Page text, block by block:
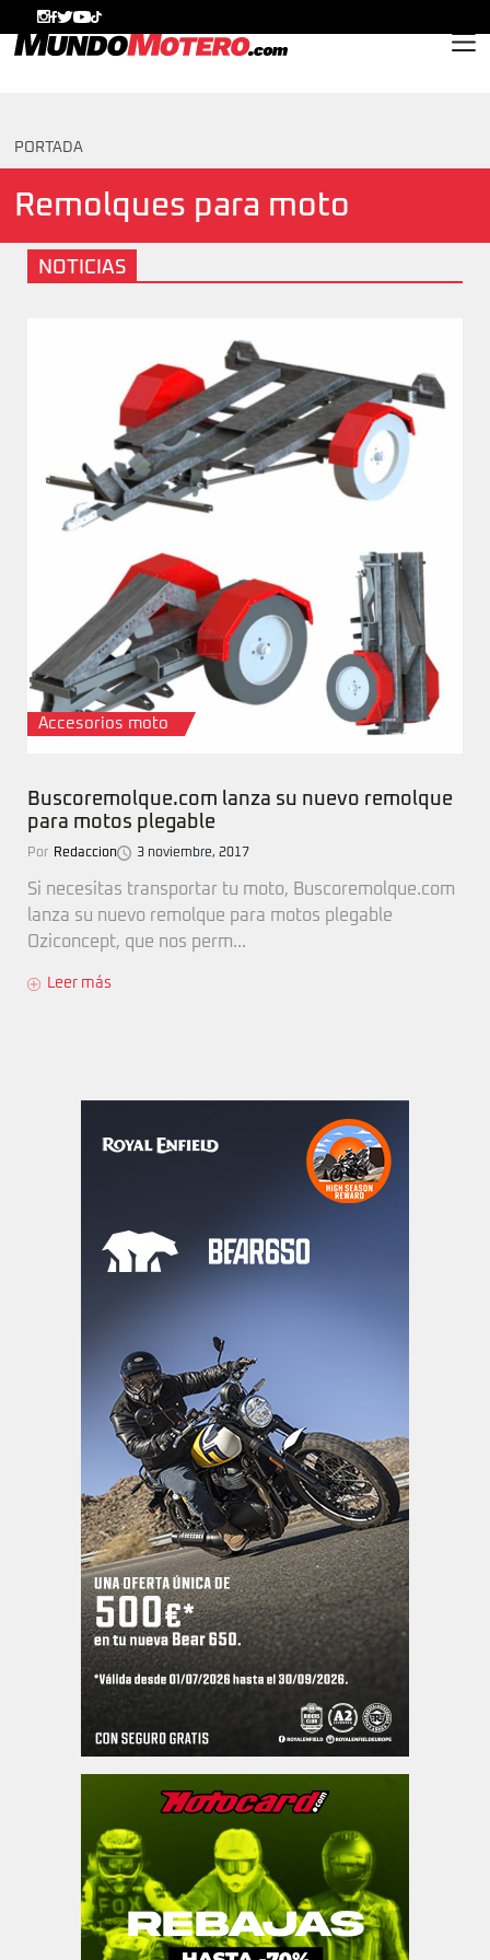
PORTADA
Remolques para moto
NOTICIAS
Accesorios moto
Buscoremolque.com lanza su nuevo remolque
para motos plegable
Por Redaccion 3 noviembre, 2017
Si necesitas transportar tu moto, Buscoremolque.com
lanza su nuevo remolque para motos plegable
Oziconcept, que nos perm...
Leer más